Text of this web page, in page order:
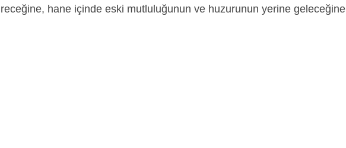
hane içinde eski mutluluğunun ve huzurunun yerine geleceğine